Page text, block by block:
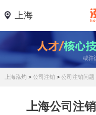
上海
上海泓灼 > 公司注销 > 公司注销问题
上海公司注